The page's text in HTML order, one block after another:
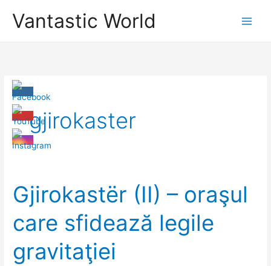
Vantastic World
gjirokaster
Gjirokastër (II) – oraşul
care sfidează legile
gravitaţiei